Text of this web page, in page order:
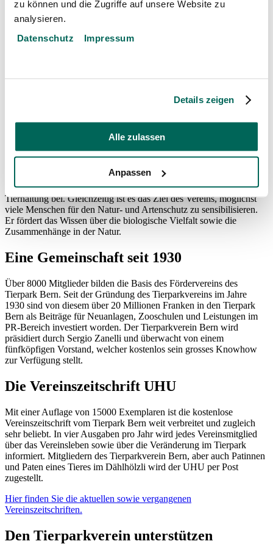
zu können und die Zugriffe auf unsere Website zu
analysieren.
Datenschutz
Impressum
Details zeigen
Alle zulassen
Anpassen
Französisch
Anreise
Tierparkverein Bern
Der Tierparkverein Bern trägt aktiv zur Weiterentwicklung des
Tierpark Bern auf dem Gebiet der artgerechten und naturnahen
Tierhaltung bei. Gleichzeitig ist es das Ziel des Vereins, möglichst
viele Menschen für den Natur- und Artenschutz zu sensibilisieren.
Er fördert das Wissen über die biologische Vielfalt sowie die
Zusammenhänge in der Natur.
Eine Gemeinschaft seit 1930
Über 8000 Mitglieder bilden die Basis des Fördervereins des
Tierpark Bern. Seit der Gründung des Tierparkvereins im Jahre
1930 sind von diesem über 20 Millionen Franken in den Tierpark
Bern als Beiträge für Neuanlagen, Zooschulen und Leistungen im
PR-Bereich investiert worden. Der Tierparkverein Bern wird
präsidiert durch Sergio Zanelli und überwacht von einem
fünfköpfigen Vorstand, welcher kostenlos sein grosses Knowhow
zur Verfügung stellt.
Die Vereinszeitschrift UHU
Mit einer Auflage von 15000 Exemplaren ist die kostenlose
Vereinszeitschrift vom Tierpark Bern weit verbreitet und zugleich
sehr beliebt. In vier Ausgaben pro Jahr wird jedes Vereinsmitglied
über das Vereinsleben sowie über die Veränderung im Tierpark
informiert. Mitgliedern des Tierparkverein Bern, aber auch Patinnen
und Paten eines Tieres im Dählhölzli wird der UHU per Post
zugestellt.
Hier finden Sie die aktuellen sowie vergangenen
Vereinszeitschriften.
Den Tierparkverein unterstützen